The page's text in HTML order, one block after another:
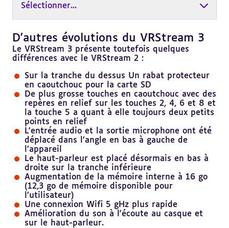
Sélectionner...
D'autres évolutions du VRStream 3
Le VRStream 3 présente toutefois quelques
différences avec le VRStream 2 :
Sur la tranche du dessus Un rabat protecteur
en caoutchouc pour la carte SD
De plus grosse touches en caoutchouc avec des
repères en relief sur les touches 2, 4, 6 et 8 et
la touche 5 a quant à elle toujours deux petits
points en relief
L'entrée audio et la sortie microphone ont été
déplacé dans l'angle en bas à gauche de
l’appareil
Le haut-parleur est placé désormais en bas à
droite sur la tranche inférieure
Augmentation de la mémoire interne à 16 go
(12,3 go de mémoire disponible pour
l’utilisateur)
Une connexion Wifi 5 gHz plus rapide
Amélioration du son à l'écoute au casque et
sur le haut-parleur.
Revenir
au
sommaire